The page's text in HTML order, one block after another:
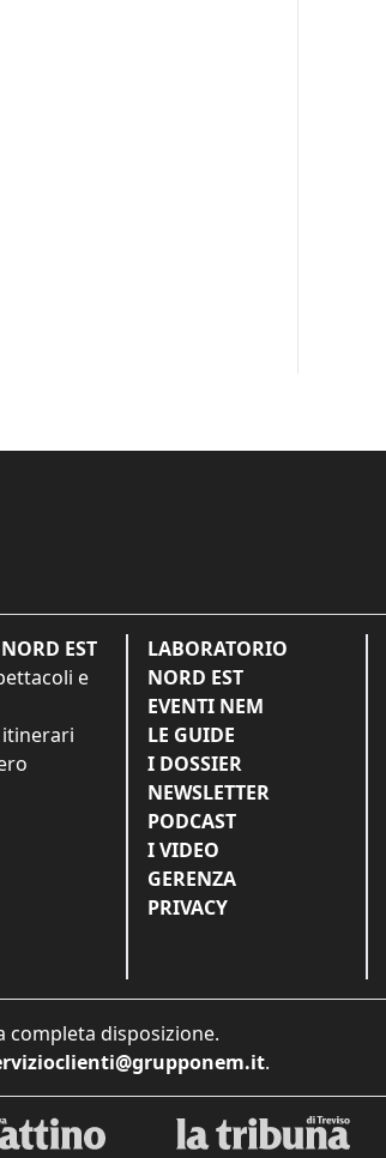
EST
e
LABORATORIO
NORD EST
EVENTI NEM
LE GUIDE
I DOSSIER
NEWSLETTER
PODCAST
I VIDEO
GERENZA
PRIVACY
completa disposizione.
.